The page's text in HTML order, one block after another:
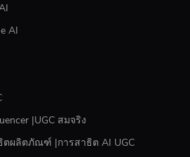
AI
|UGC สมจริง
ตผลิตภัณฑ์ |การสาธิต AI UGC